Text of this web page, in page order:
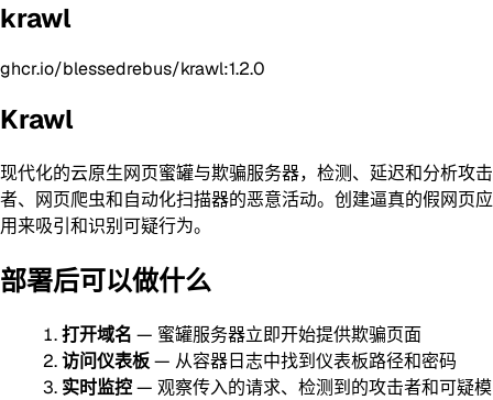
krawl
ghcr.io/blessedrebus/krawl:1.2.0
Krawl
现代化的云原生网页蜜罐与欺骗服务器，检测、延迟和分析攻击
者、网页爬虫和自动化扫描器的恶意活动。创建逼真的假网页应
用来吸引和识别可疑行为。
部署后可以做什么
打开域名 — 蜜罐服务器立即开始提供欺骗页面
访问仪表板— 从容器日志中找到仪表板路径和密码
实时监控— 观察传入的请求、检测到的攻击者和可疑模